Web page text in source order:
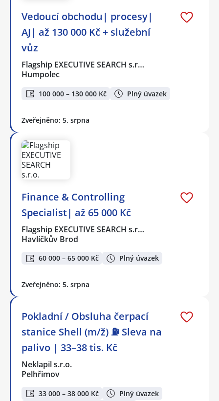
Vedoucí obchodu| procesy|
AJ| až 130 000 Kč + služební
vůz
Flagship EXECUTIVE SEARCH s.r…
Humpolec
100 000 – 130 000 Kč Plný úvazek
Zveřejněno: 5. srpna
Finance & Controlling
Specialist| až 65 000 Kč
Flagship EXECUTIVE SEARCH s.r…
Havlíčkův Brod
60 000 – 65 000 Kč Plný úvazek
Zveřejněno: 5. srpna
Pokladní / Obsluha čerpací
stanice Shell (m/ž) ⛽ Sleva na
palivo | 33–38 tis. Kč
Neklapil s.r.o.
Pelhřimov
33 000 – 38 000 Kč
Plný úvazek